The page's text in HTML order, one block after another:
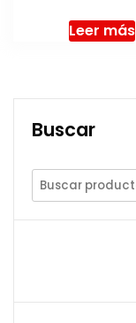
Leer más
Buscar